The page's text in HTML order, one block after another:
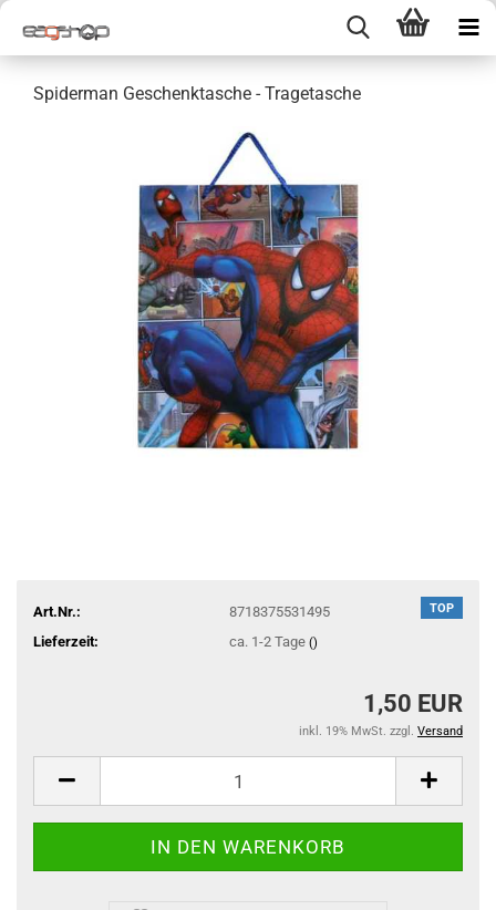
Spiderman Geschenktasche - Tragetasche
TOP
Art.Nr.:
8718375531495
Lieferzeit:
ca. 1-2 Tage ()
1,50 EUR
inkl. 19% MwSt. zzgl. Versand